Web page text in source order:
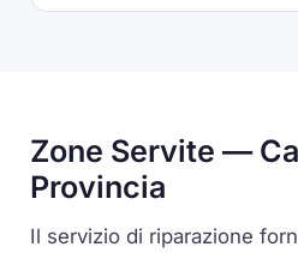
Zone Servite —
Provincia
Il servizio di riparazione